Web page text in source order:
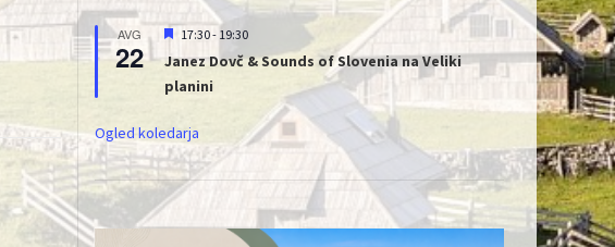
AVG
22
Priporočeni
17:30- 19:30
Janez Dovč & Sounds of Slovenia na Veliki
planini
Ogled koledarja